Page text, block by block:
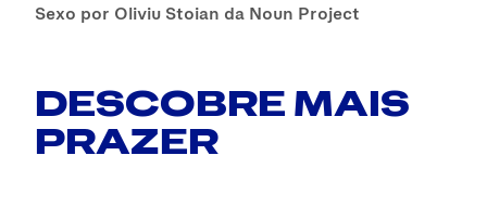
Sexo por Oliviu Stoian da Noun Project
DESCOBRE MAIS
PRAZER